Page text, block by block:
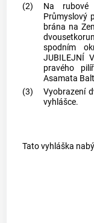
(2)
Na
Průmyslový
brána na
spodním
JUBILEJNÍ
pravého
Asamata
(3)
Vyobrazení
vyhlášce.
Tato vyhláška